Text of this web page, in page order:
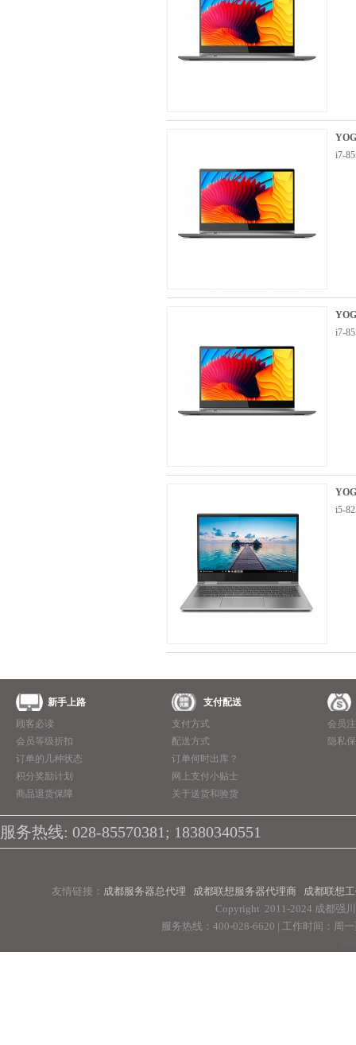
i7-
i7-
i5-
新手上路
顾客必读
会员等级折扣
订单的几种状态
积分奖励计划
商品退货保障
支付配送
支付方式
配送方式
订单何时出库？
网上支付小贴士
关于送货和验货
会员
隐私
服务热线: 028-85570381; 18380340551
友情链接： 成都服务器总代理 成都联想服务器代理商
成都联想
Copyright 2011-2024 成都强
服务热线：400-028-6620 | 工作时间：周